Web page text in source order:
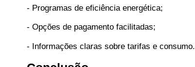
- Programas de eficiência energética;
- Opções de pagamento facilitadas;
- Informações claras sobre tarifas e consumo.